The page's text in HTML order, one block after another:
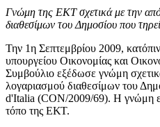
Γνώμη της ΕΚΤ σχετικά με την
διαθεσίμων του Δημοσίου που
Την 1η Σεπτεμβρίου 2009,
υπουργείου Οικονομίας και
Συμβούλιο εξέδωσε γνώμη
λογαριασμού διαθεσίμων του
d'Italia (CON/2009/69). Η γνώμη
τόπο της ΕΚΤ.